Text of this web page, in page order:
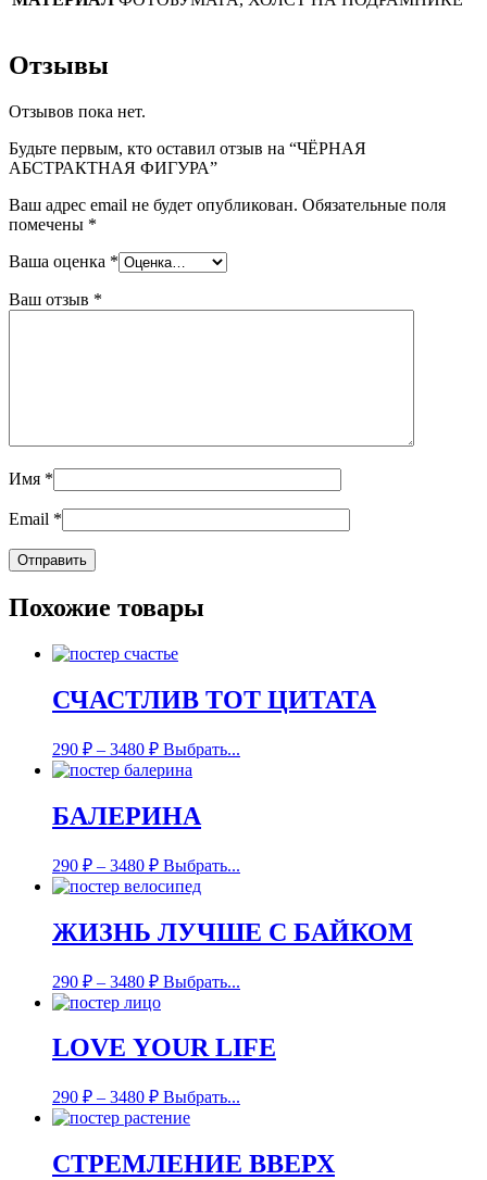
Отзывы
Отзывов пока нет.
Будьте первым, кто оставил отзыв на “ЧЁРНАЯ
АБСТРАКТНАЯ ФИГУРА”
Ваш адрес email не будет опубликован. Обязательные поля
помечены *
Ваша оценка *
Ваш отзыв *
Имя *
Email *
Похожие товары
СЧАСТЛИВ ТОТ ЦИТАТА
290 ₽ – 3480 ₽ Выбрать...
БАЛЕРИНА
290 ₽ – 3480 ₽ Выбрать...
ЖИЗНЬ ЛУЧШЕ С БАЙКОМ
290 ₽ – 3480 ₽ Выбрать...
LOVE YOUR LIFE
290 ₽ – 3480 ₽ Выбрать...
СТРЕМЛЕНИЕ ВВЕРХ